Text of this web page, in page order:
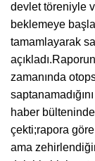
devlet töreniyle
beklemeye
tamamlayarak
zamanında
haber
çekti;rapora
ama